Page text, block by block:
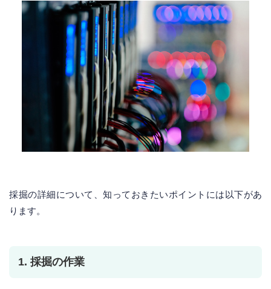
採掘の詳細について、知っておきたいポイントには以下があ
ります。
1. 採掘の作業